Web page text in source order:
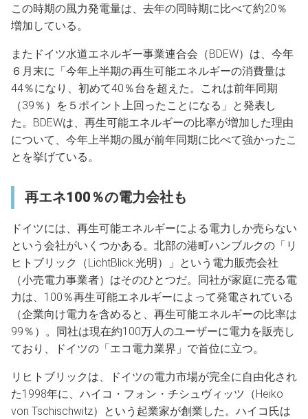
この時期の風力発電量は、去年の同時期に比べて約20％
増加している。
またドイツ水道エネルギー事業連合会（BDEW）は、今年
６月末に「今年上半期の再生可能エネルギーの消費量は
44％になり、初めて40％台を超えた。これは前年同期
（39％）を５ポイント上回ったことになる」と発表し
た。BDEWは、再生可能エネルギーの比率が増加した理由
について、今年上半期の風が前年同期に比べて強かったこ
とを挙げている。
再エネ100％の電力会社も
ドイツには、再生可能エネルギーによる電力しか売らない
という会社がいくつかある。北部の港町ハンブルクの「リ
ヒトブリック（LichtBlick:光明）」という電力販売会社
（小売電力事業者）はそのひとつだ。同社が家庭に売る電
力は、100％再生可能エネルギーによって発電されている
（企業向け電力を含めると、再生可能エネルギーの比率は
99％）。同社は現在約100万人のユーザーに電力を販売し
ており、ドイツの「エコ電力業界」で首位に立つ。
リヒトブリックは、ドイツの電力市場が完全に自由化され
た1998年に、ハイコ・フォン・チシュヴィッツ（Heiko
von Tschischwitz）という起業家が創業した。ハイコ氏は